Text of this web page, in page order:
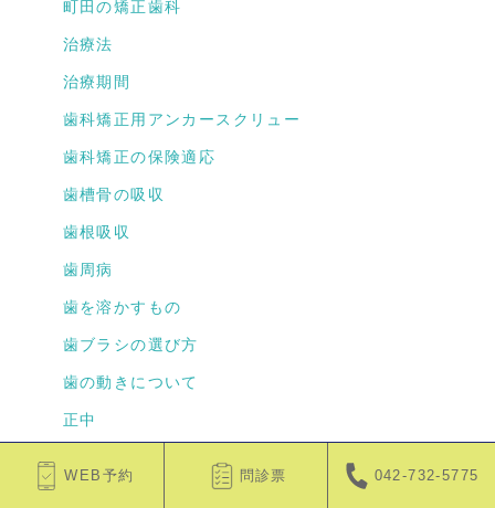
WEB予約 問診票 042-732-5775
町田の矯正歯科
治療法
治療期間
歯科矯正用アンカースクリュー
歯科矯正の保険適応
歯槽骨の吸収
歯根吸収
歯周病
歯を溶かすもの
歯ブラシの選び方
歯の動きについて
正中